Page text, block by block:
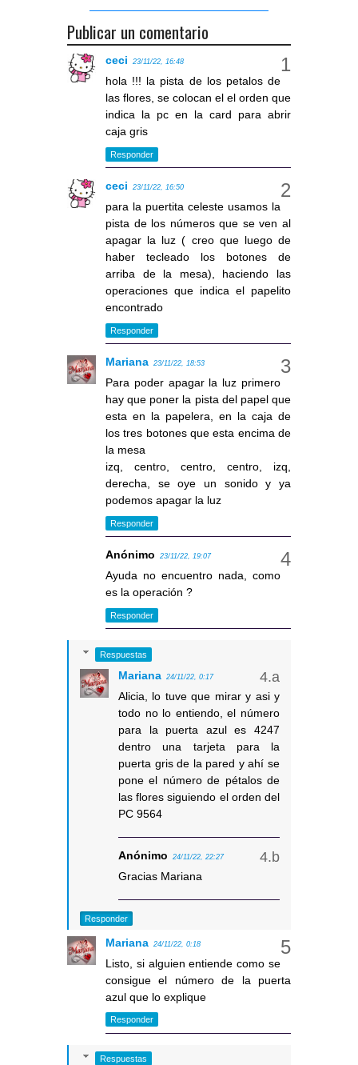
Publicar un comentario
ceci 23/11/22, 16:48
hola !!! la pista de los petalos de
las flores, se colocan el el orden que
indica la pc en la card para abrir
caja gris
Responder
ceci 23/11/22, 16:50
para la puertita celeste usamos la
pista de los números que se ven al
apagar la luz ( creo que luego de
haber tecleado los botones de
arriba de la mesa), haciendo las
operaciones que indica el papelito
encontrado
Responder
Mariana 23/11/22, 18:53
Para poder apagar la luz primero
hay que poner la pista del papel que
esta en la papelera, en la caja de
los tres botones que esta encima de
la mesa
izq, centro, centro, centro, izq,
derecha, se oye un sonido y ya
podemos apagar la luz
Responder
Anónimo 23/11/22, 19:07
Ayuda no encuentro nada, como
es la operación ?
Responder
Respuestas
Mariana 24/11/22, 0:17
Alicia, lo tuve que mirar y asi y
todo no lo entiendo, el número
para la puerta azul es 4247
dentro una tarjeta para la
puerta gris de la pared y ahí se
pone el número de pétalos de
las flores siguiendo el orden del
PC 9564
Anónimo 24/11/22, 22:27
Gracias Mariana
Responder
Mariana 24/11/22, 0:18
Listo, si alguien entiende como se
consigue el número de la puerta
azul que lo explique
Responder
Respuestas